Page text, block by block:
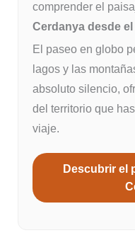
comprender el
Cerdanya desde el
El paseo en globo
lagos y las
absoluto silencio,
del territorio que
viaje.
Descubrir el